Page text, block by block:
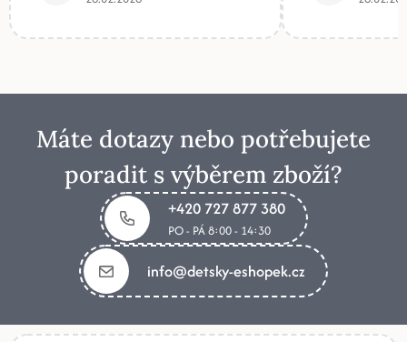
Máte dotazy nebo potřebujete
poradit s výběrem zboží?
+420 727 877 380
PO - PÁ 8:00 - 14:30
info@detsky-eshopek.cz